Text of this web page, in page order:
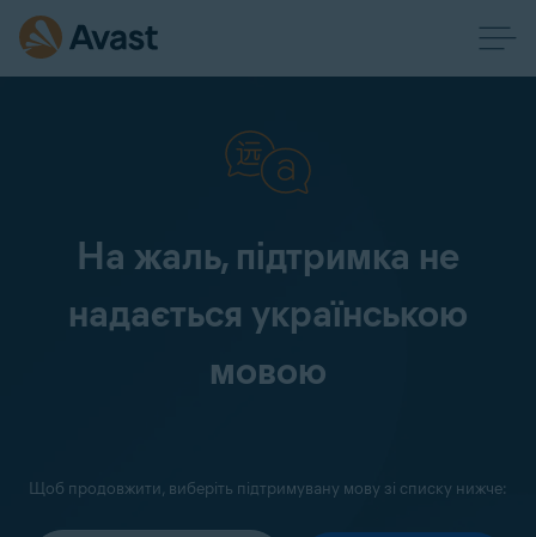
На жаль, підтримка не
надається українською
мовою
Щоб продовжити, виберіть підтримувану мову зі списку нижче: